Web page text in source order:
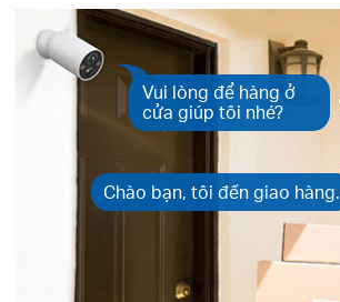
Vui lòng để hàng ở
cửa giúp tôi nhé?
Chào bạn, tôi đến giao hàng.